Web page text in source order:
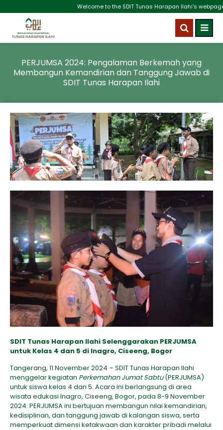
Welcome to the SDIT Tunas Harapan Ilahi's webpage.
PERJUMSA 2024: Pengalaman Berkemah yang
Membangun Kemandirian dan Tanggung Jawab di
SDIT Tunas Harapan Ilahi
SDIT Tunas Harapan Ilahi Selenggarakan PERJUMSA
untuk Kelas 4 dan 5 di Inagro, Ciseeng, Bogor
Tangerang, 11 November 2024 – SDIT Tunas Harapan Ilahi
menggelar kegiatan Perkemahan Jumat Sabtu(PERJUMSA)
untuk siswa kelas 4 dan 5. Acara ini berlangsung di area
wisata edukasi Inagro, Ciseeng, Bogor, pada 8-9 November
2024. PERJUMSA ini bertujuan membangun nilai kemandirian,
kedisiplinan, dan tanggung jawab di kalangan siswa, serta
memperkuat dimensi ketakwaan dan karakter pribadi melalui